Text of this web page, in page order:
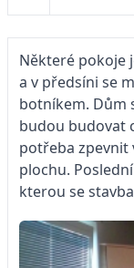
Některé pokoje
a v předsíni se
botníkem. Dům
budou budovat
potřeba zpevnit
plochu.
kterou se